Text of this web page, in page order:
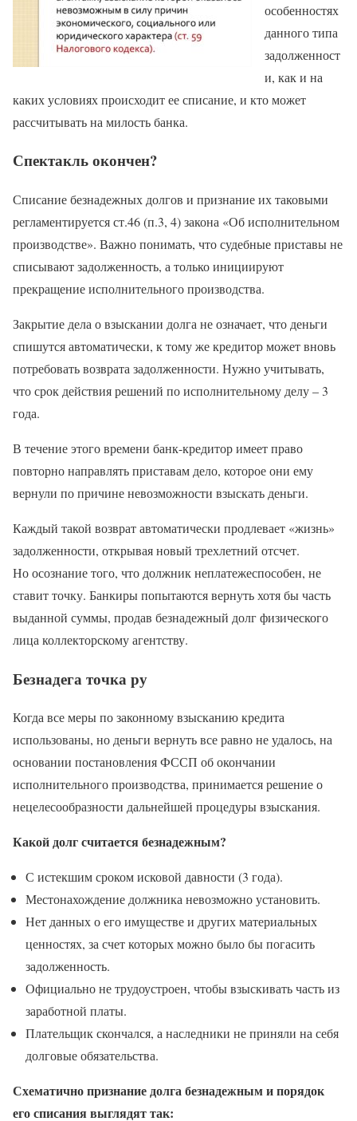
особенностях
данного типа
задолженност
и, как и на
каких условиях происходит ее списание, и кто может
рассчитывать на милость банка.
Спектакль окончен?
Списание безнадежных долгов и признание их таковыми
регламентируется ст.46 (п.3, 4) закона «Об исполнительном
производстве». Важно понимать, что судебные приставы не
списывают задолженность, а только инициируют
прекращение исполнительного производства.
Закрытие дела о взыскании долга не означает, что деньги
спишутся автоматически, к тому же кредитор может вновь
потребовать возврата задолженности. Нужно учитывать,
что срок действия решений по исполнительному делу – 3
года.
В течение этого времени банк-кредитор имеет право
повторно направлять приставам дело, которое они ему
вернули по причине невозможности взыскать деньги.
Каждый такой возврат автоматически продлевает «жизнь»
задолженности, открывая новый трехлетний отсчет.
Но осознание того, что должник неплатежеспособен, не
ставит точку. Банкиры попытаются вернуть хотя бы часть
выданной суммы, продав безнадежный долг физического
лица коллекторскому агентству.
Безнадега точка ру
Когда все меры по законному взысканию кредита
использованы, но деньги вернуть все равно не удалось, на
основании постановления ФССП об окончании
исполнительного производства, принимается решение о
нецелесообразности дальнейшей процедуры взыскания.
Какой долг считается безнадежным?
С истекшим сроком исковой давности (3 года).
Местонахождение должника невозможно установить.
Нет данных о его имуществе и других материальных
ценностях, за счет которых можно было бы погасить
задолженность.
Официально не трудоустроен, чтобы взыскивать часть из
заработной платы.
Плательщик скончался, а наследники не приняли на себя
долговые обязательства.
Схематично признание долга безнадежным и порядок
его списания выглядят так: